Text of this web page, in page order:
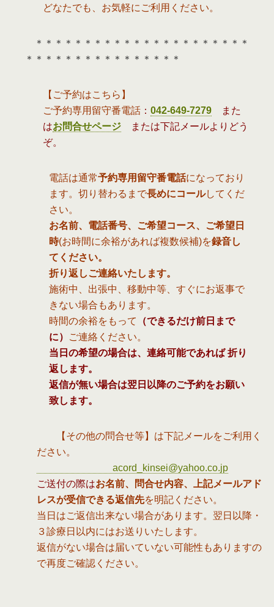
どなたでも、お気軽にご利用ください。
＊＊＊＊＊＊＊＊＊＊＊＊＊＊＊＊＊＊＊＊＊＊
＊＊＊＊＊＊＊＊＊＊＊＊＊＊＊＊
【ご予約はこちら】
ご予約専用留守番電話 ： 042-649-7279 また
はお問合せページ または下記メールよりどう
ぞ。
電話は通常予約専用留守番電話になっており
ます。切り替わるまで長めにコールしてくだ
さい。
お名前、電話番号、ご希望コース、ご希望日
時(お時間に余裕があれば複数候補)を録音し
てください。
折り返しご連絡いたします。
施術中、出張中、移動中等、すぐにお返事で
きない場合もあります。
時間の余裕をもって
（できるだけ前日まで
に）
ご連絡ください。
当日の希望の場合は、連絡可能であれば 折り
返します。
返信が無い場合は翌日以降のご予約をお願い
致します。
【その他の問合せ等】は下記メールをご利用く
ださい。
acord_kinsei@yahoo.co.jp
ご送付の際はお名前、問合せ内容、上記メールアド
レスが受信できる返信先を明記ください。
当日はご返信出来ない場合があります。翌日以降・
３診療日以内にはお送りいたします。
返信がない場合は届いていない可能性もありますの
で再度ご確認ください。